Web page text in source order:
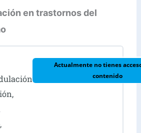
la Lección
evaluación Módulo I –
en trastornos del
Actualmente no tienes
contenido